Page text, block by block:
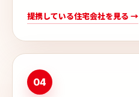
提携している住宅会社を見る →
04